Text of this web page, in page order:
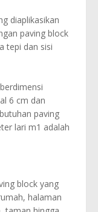
diaplikasikan
paving block
tepi dan sisi
6 cm dan
paving
lari m1 adalah
block yang
halaman